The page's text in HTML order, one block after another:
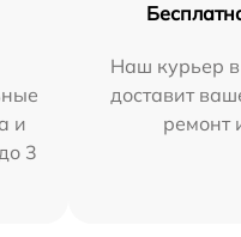
и
3
Наш курьер
доставит
ремонт